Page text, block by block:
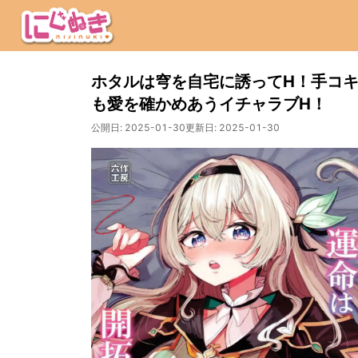
ホタルは穹を自宅に誘ってH！手コ
も愛を確かめあうイチャラブH！
公開日: 2025-01-30更新日: 2025-01-30